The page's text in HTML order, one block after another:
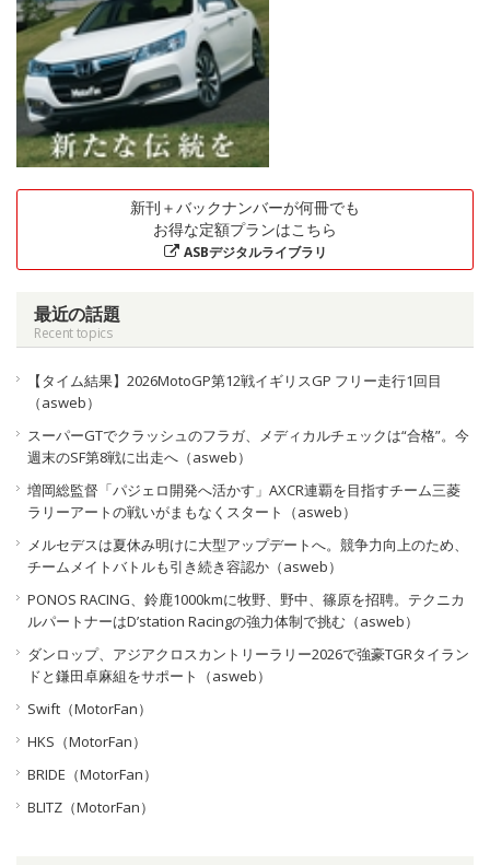
新刊＋バックナンバーが何冊でも
お得な定額プランはこちら
ASBデジタルライブラリ
最近の話題
Recent topics
【タイム結果】2026MotoGP第12戦イギリスGP フリー走行1回目
（asweb）
スーパーGTでクラッシュのフラガ、メディカルチェックは“合格”。今
週末のSF第8戦に出走へ（asweb）
増岡総監督「パジェロ開発へ活かす」AXCR連覇を目指すチーム三菱
ラリーアートの戦いがまもなくスタート（asweb）
メルセデスは夏休み明けに大型アップデートへ。競争力向上のため、
チームメイトバトルも引き続き容認か（asweb）
PONOS RACING、鈴鹿1000kmに牧野、野中、篠原を招聘。テクニカ
ルパートナーはD’station Racingの強力体制で挑む（asweb）
ダンロップ、アジアクロスカントリーラリー2026で強豪TGRタイラン
ドと鎌田卓麻組をサポート（asweb）
Swift（MotorFan）
HKS（MotorFan）
BRIDE（MotorFan）
BLITZ（MotorFan）